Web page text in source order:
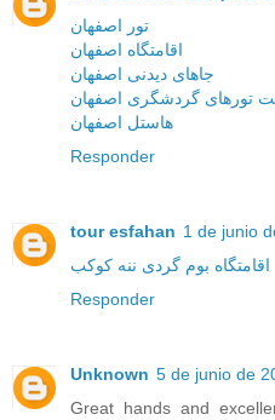
تور اصفهان
اقامتگاه اصفهان
جاهای دیدنی اصفهان
تورهای گردشگری اصفهان
هاستل اصفهان
Responder
tour esfahan 1 de junio
اقامتگاه بوم گردی ننه کوکب
Responder
Unknown 5 de junio de
Great hands and